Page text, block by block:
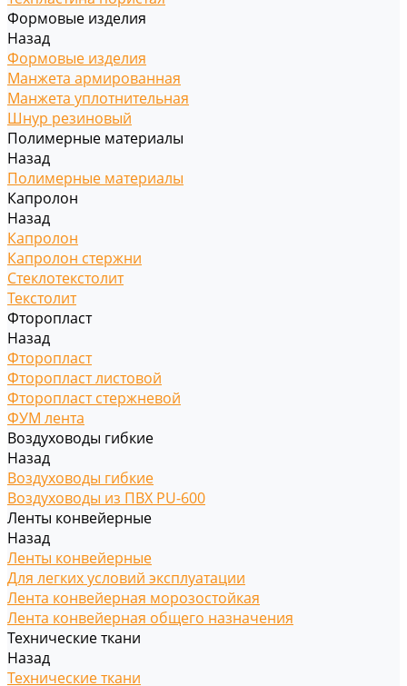
Формовые изделия
Назад
Формовые изделия
Манжета армированная
Манжета уплотнительная
Шнур резиновый
Полимерные материалы
Назад
Полимерные материалы
Капролон
Назад
Капролон
Капролон стержни
Стеклотекстолит
Текстолит
Фторопласт
Назад
Фторопласт
Фторопласт листовой
Фторопласт стержневой
ФУМ лента
Воздуховоды гибкие
Назад
Воздуховоды гибкие
Воздуховоды из ПВХ PU-600
Ленты конвейерные
Назад
Ленты конвейерные
Для легких условий эксплуатации
Лента конвейерная морозостойкая
Лента конвейерная общего назначения
Технические ткани
Назад
Технические ткани